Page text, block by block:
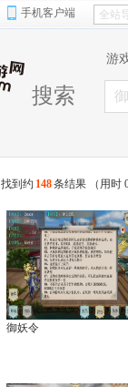
手机客户端
游
搜索
找到约 148条结果 （用时
御妖令